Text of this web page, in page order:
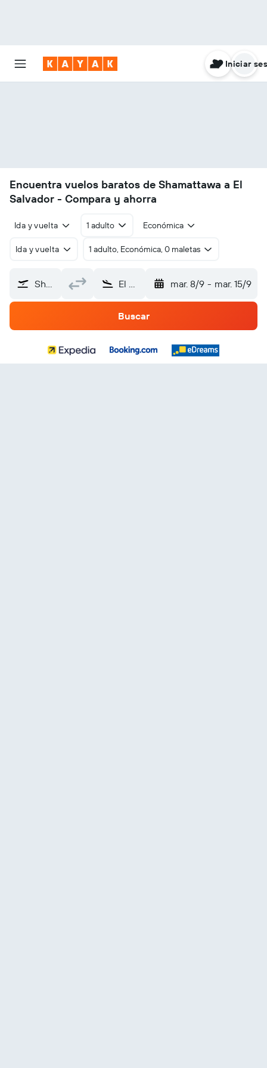
Iniciar
Encuentra vuelos baratos de Shamattawa a El
Salvador - Compara y ahorra
Ida y vuelta 1 adulto Económica
Ida y vuelta 1 adulto, Económica, 0 maletas
Shamattawa (ZTM) El Salvador mar. 8/9 - mar. 15/9
Buscar